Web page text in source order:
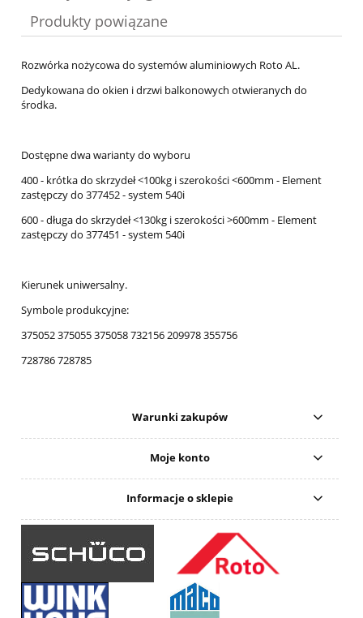
Produkty powiązane
Rozwórka nożycowa do systemów aluminiowych Roto AL.
Dedykowana do okien i drzwi balkonowych otwieranych do
środka.
Dostępne dwa warianty do wyboru
400 - krótka do skrzydeł <100kg i szerokości <600mm - Element
zastępczy do 377452 - system 540i
600 - długa do skrzydeł <130kg i szerokości >600mm - Element
zastępczy do 377451 - system 540i
Kierunek uniwersalny.
Symbole produkcyjne:
375052 375055 375058 732156 209978 355756
728786 728785
Warunki zakupów
Moje konto
Informacje o sklepie